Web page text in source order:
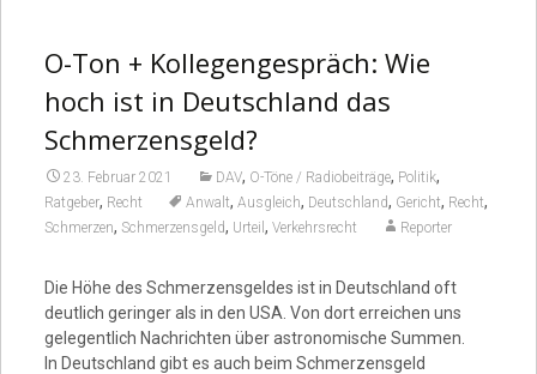
O-Ton + Kollegengespräch: Wie
hoch ist in Deutschland das
Schmerzensgeld?
23. Februar 2021 DAV, O-Töne / Radiobeiträge, Politik,
Ratgeber, Recht Anwalt, Ausgleich, Deutschland, Gericht, Recht,
Schmerzen, Schmerzensgeld, Urteil , Verkehrsrecht Reporter
Die Höhe des Schmerzensgeldes ist in Deutschland oft
deutlich geringer als in den USA. Von dort erreichen uns
gelegentlich Nachrichten über astronomische Summen.
In Deutschland gibt es auch beim Schmerzensgeld